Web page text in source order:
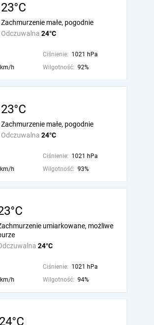
23°C
Odczuwalna 24°C
Zachmurzenie małe, pogodnie
Ciśnienie: 1021 hPa
h Wilgotność: 92%
23°C
Odczuwalna 24°C
Zachmurzenie małe, pogodnie
Ciśnienie: 1021 hPa
h Wilgotność: 93%
24°C
umiarkowane, możliwe
Ciśnienie: 1021 hPa
h Wilgotność: 94%
24°C